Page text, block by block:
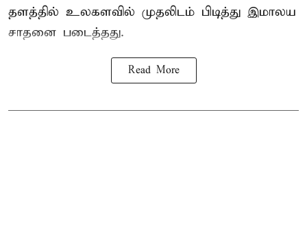
தளத்தில் உலகளவில் முதலிடம் பிடித்து இமாலய
சாதனை படைத்தது.
Read More